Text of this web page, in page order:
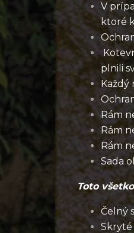
V
ktoré
plnili
Každý
Rám
Rám
Rám
Sada
Toto
Čelný
Skryté